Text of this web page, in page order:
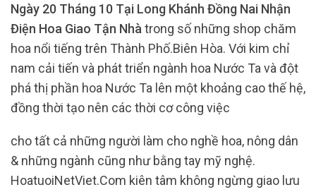
Ngày 20 Tháng 10 Tại Long Khánh Đồng Nai Nhận
Điện Hoa Giao Tận Nhà trong số những shop chăm
hoa nổi tiếng trên Thành Phố.Biên Hòa. Với kim chỉ
nam cải tiến và phát triển ngành hoa Nước Ta và đột
phá thị phần hoa Nước Ta lên một khoảng cao thế hệ,
đồng thời tạo nên các thời cơ công việc
cho tất cả những người làm cho nghề hoa, nông dân
& những ngành cũng như bằng tay mỹ nghệ.
HoatuoiNetViet.Com kiên tâm không ngừng giao lưu